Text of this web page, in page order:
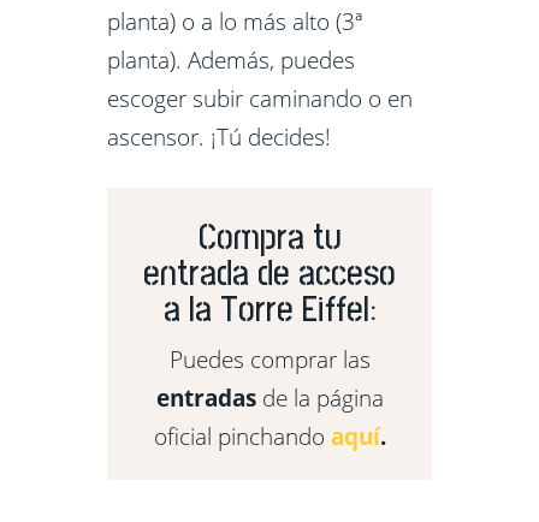
planta) o a lo más alto (3ª
planta). Además, puedes
escoger subir caminando o en
ascensor. ¡Tú decides!
Compra tu
entrada de acceso
a la Torre Eiffel:
Puedes comprar las
entradas de la página
oficial pinchando aquí.